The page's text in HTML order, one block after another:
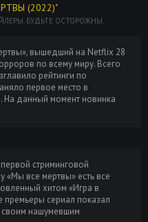
из
Размер: 28.3
Скачать
/ Размер: 8.52
GB
из
(2022)"
БУДЬТЕ ОСТОРОЖНЫ.
вышедший на Netflix 28
по всему миру. Всего
рейтинги по
первое место в
На данный момент новинка
стриминговой
«Мы все мертвы» есть все
хитом «Игра в
премьеры сериал показал
своим нашумевшим